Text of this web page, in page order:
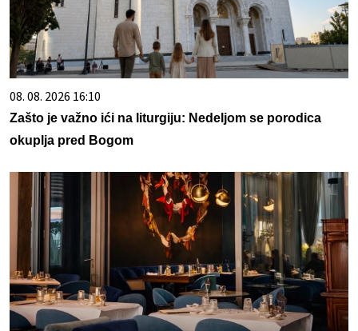
08. 08. 2026 16:10
Zašto je važno ići na liturgiju: Nedeljom se porodica
okuplja pred Bogom